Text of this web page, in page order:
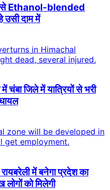
से Ethanol-blended
उसी दाम में
जिले में यात्रियों से भरी
में बनेगा प्रदेश का
लोगों को मिलेगी